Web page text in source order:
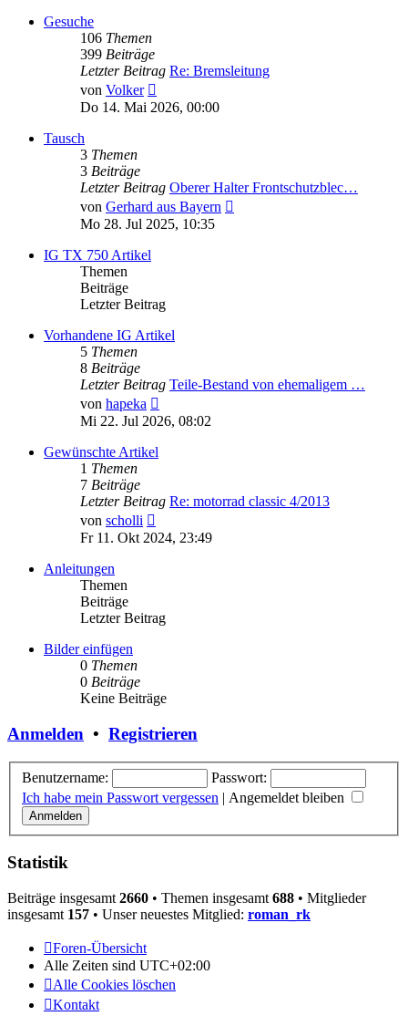
Gesuche
106 Themen
399 Beiträge
Letzter Beitrag Re: Bremsleitung
von Volker
Beitrag
Do 14. Mai 2026, 00:00
Tausch
3 Themen
3 Beiträge
Letzter Beitrag Oberer Halter Frontschutzblec…
von Gerhard aus Bayern
Mo 28. Jul 2025, 10:35
IG TX 750 Artikel
Themen
Beiträge
Letzter Beitrag
Vorhandene IG Artikel
5 Themen
8 Beiträge
Letzter Beitrag Teile-Bestand von ehemaligem …
von hapeka
Beitrag
Mi 22. Jul 2026, 08:02
Gewünschte Artikel
1 Themen
7 Beiträge
Letzter Beitrag Re: motorrad classic 4/2013
von scholli
Beitrag
Fr 11. Okt 2024, 23:49
Anleitungen
Themen
Beiträge
Letzter Beitrag
Bilder einfügen
0 Themen
0 Beiträge
Keine Beiträge
Anmelden • Registrieren
Benutzername:
Passwort:
Ich habe mein Passwort vergessen | Angemeldet bleiben
Statistik
Beiträge insgesamt 2660 • Themen insgesamt 688 • Mitglieder
insgesamt 157 • Unser neuestes Mitglied: roman_rk
Foren-Übersicht
Alle Zeiten sind UTC+02:00
Alle Cookies löschen
Kontakt